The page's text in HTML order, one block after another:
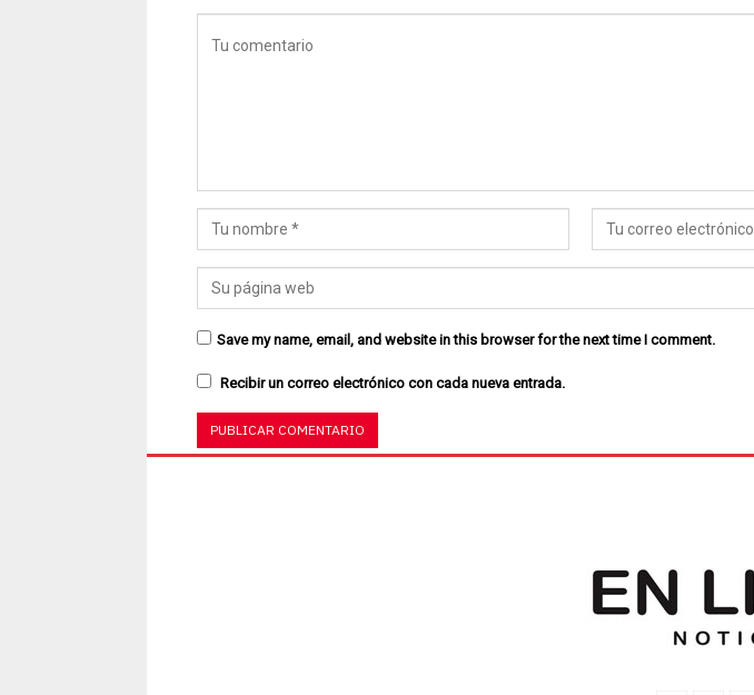
Save my name, email, and website in this browser for the next time I comment.
Recibir un correo electrónico con cada nueva entrada.